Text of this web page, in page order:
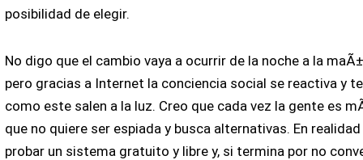
posibilidad de elegir.
No digo que el cambio vaya a ocurrir de la noche a la
pero gracias a Internet la conciencia social se reactiva y
como este salen a la luz. Creo que cada vez la gente es
que no quiere ser espiada y busca alternativas. En
probar un sistema gratuito y libre y, si termina por no